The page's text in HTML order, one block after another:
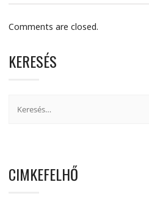
Comments are closed.
KERESÉS
CIMKEFELHŐ